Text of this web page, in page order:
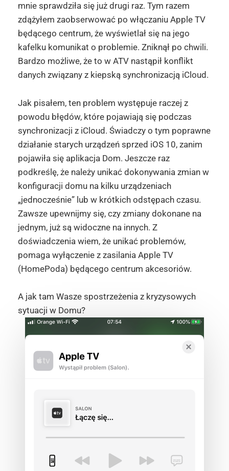
mnie sprawdziła się już drugi raz. Tym razem
zdążyłem zaobserwować po włączaniu Apple TV
będącego centrum, że wyświetlał się na jego
kafelku komunikat o problemie. Zniknął po chwili.
Bardzo możliwe, że to w ATV nastąpił konflikt
danych związany z kiepską synchronizacją iCloud.
Jak pisałem, ten problem występuje raczej z
powodu błędów, które pojawiają się podczas
synchronizacji z iCloud. Świadczy o tym poprawne
działanie starych urządzeń sprzed iOS 10, zanim
pojawiła się aplikacja Dom. Jeszcze raz
podkreślę, że należy unikać dokonywania zmian w
konfiguracji domu na kilku urządzeniach
„jednocześnie” lub w krótkich odstępach czasu.
Zawsze upewnijmy się, czy zmiany dokonane na
jednym, już są widoczne na innych. Z
doświadczenia wiem, że unikać problemów,
pomaga wyłączenie z zasilania Apple TV
(HomePoda) będącego centrum akcesoriów.
A jak tam Wasze spostrzeżenia z kryzysowych
sytuacji w Domu?